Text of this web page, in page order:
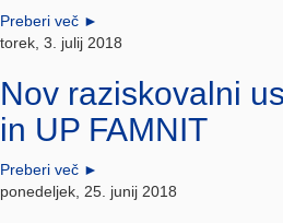
Preberi več ►
torek, 3. julij 2018
Nov raziskovalni
in UP FAMNIT
Preberi več ►
ponedeljek, 25. junij 2018